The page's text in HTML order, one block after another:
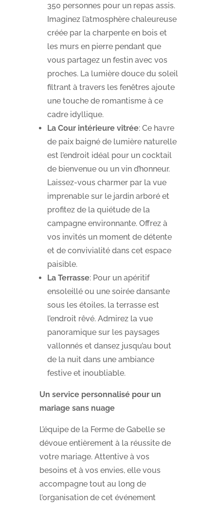
350 personnes pour un repas assis.
Imaginez l’atmosphère chaleureuse
créée par la charpente en bois et
les murs en pierre pendant que
vous partagez un festin avec vos
proches. La lumière douce du soleil
filtrant à travers les fenêtres ajoute
une touche de romantisme à ce
cadre idyllique.
La Cour intérieure vitrée: Ce havre
de paix baigné de lumière naturelle
est l’endroit idéal pour un cocktail
de bienvenue ou un vin d’honneur.
Laissez-vous charmer par la vue
imprenable sur le jardin arboré et
profitez de la quiétude de la
campagne environnante. Offrez à
vos invités un moment de détente
et de convivialité dans cet espace
paisible.
La Terrasse: Pour un apéritif
ensoleillé ou une soirée dansante
sous les étoiles, la terrasse est
l’endroit rêvé. Admirez la vue
panoramique sur les paysages
vallonnés et dansez jusqu’au bout
de la nuit dans une ambiance
festive et inoubliable.
Un service personnalisé pour un
mariage sans nuage
L’équipe de la Ferme de Gabelle se
dévoue entièrement à la réussite de
votre mariage. Attentive à vos
besoins et à vos envies, elle vous
accompagne tout au long de
l’organisation de cet événement